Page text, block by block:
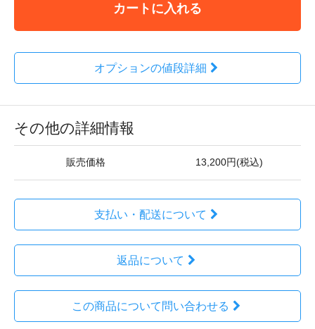
カートに入れる
オプションの値段詳細
その他の詳細情報
販売価格 13,200円(税込)
支払い・配送について
返品について
この商品について問い合わせる